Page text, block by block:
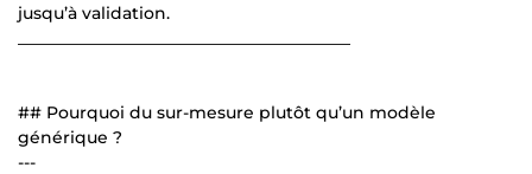
jusqu’à validation.
## Pourquoi du sur-mesure plutôt qu’un modèle
générique ?
---